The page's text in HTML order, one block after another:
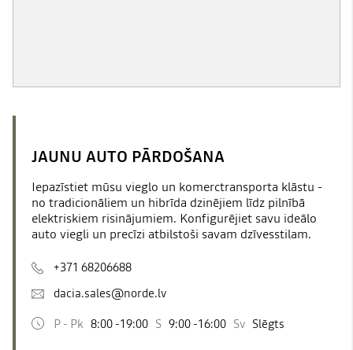
JAUNU AUTO PĀRDOŠANA
Iepazīstiet mūsu vieglo un komerctransporta klāstu -
no tradicionāliem un hibrīda dzinējiem līdz pilnībā
elektriskiem risinājumiem. Konfigurējiet savu ideālo
auto viegli un precīzi atbilstoši savam dzīvesstilam.
+371 68206688
dacia.sales@norde.lv
P - Pk 8:00 -19:00 S 9:00 -16:00 Sv Slēgts